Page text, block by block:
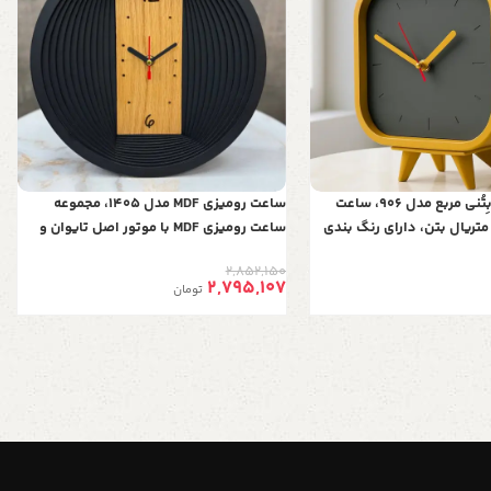
ساعت رومیزی بِتُنی مربع مدل 906، ساعت
بتن، دارای رنگ بندی
ساعت رومیزی MDF مدل 1405، مجموعه
ساعت رومیزی MDF با موتور اصل تایوان و
رنگ بندی، بسته‌بندی مقاوم برای ارسال
باربری
2,852,150
2,795,107 تومان